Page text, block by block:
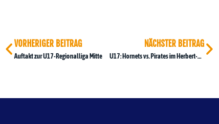
VORHERIGER BEITRAG
Auftakt zur U17-Regionalliga Mitte
NÄCHSTER BEITRAG
U17: Hornets vs. Pirates im Herbert-Dröse-Stadion